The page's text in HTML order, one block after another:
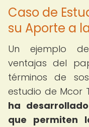
Caso de
su Aporte a
Un ejemplo
ventajas del
términos de
estudio de Mcor
ha
que permiten